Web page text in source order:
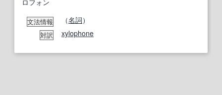
文法情報 （名詞）
対訳 xylophone